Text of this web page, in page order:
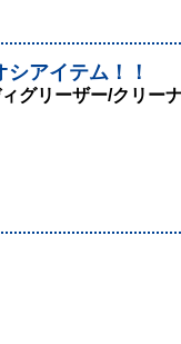
アイテム！！
グリーザー/クリー